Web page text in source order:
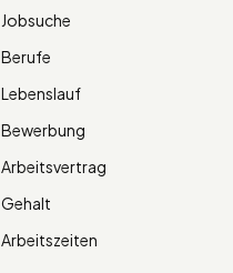
Jobsuche
Berufe
Lebenslauf
Bewerbung
Arbeitsvertrag
Gehalt
Arbeitszeiten